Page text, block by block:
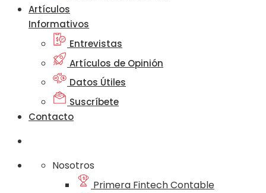
Artículos
Informativos
Entrevistas
Artículos de Opinión
Datos Útiles
Suscríbete
Contacto
Nosotros
Primera Fintech Contable